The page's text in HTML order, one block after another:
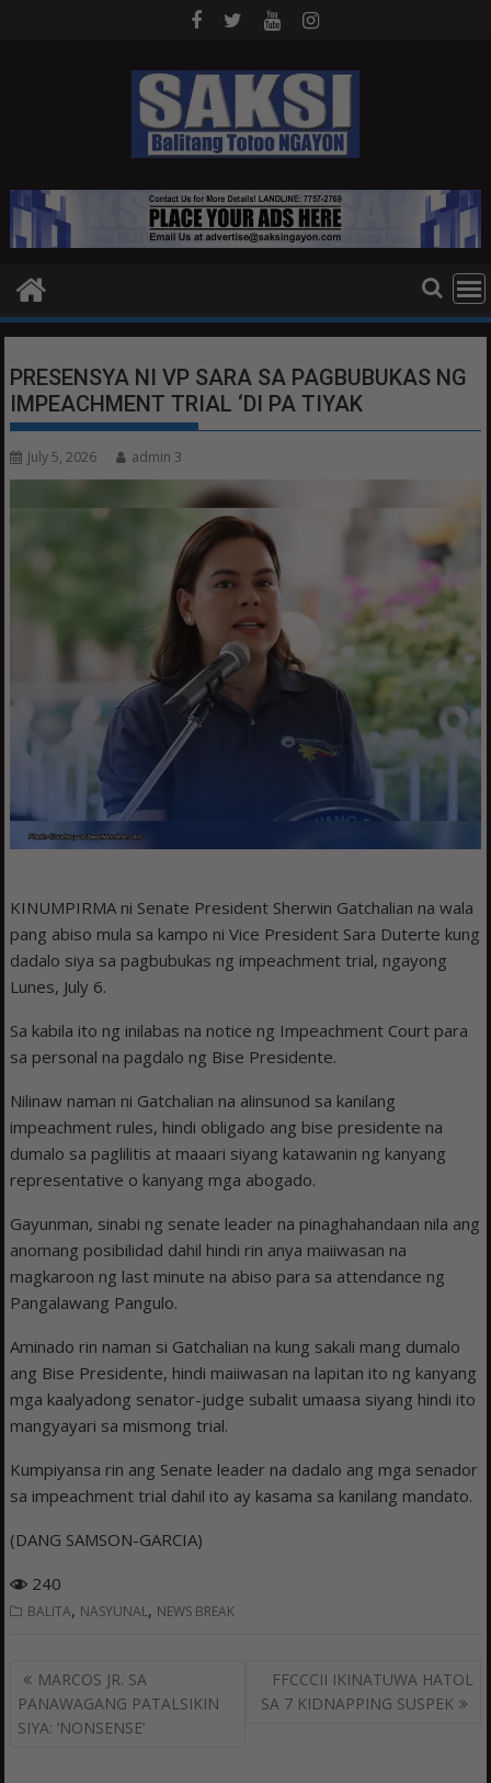
PRESENSYA NI VP SARA SA PAGBUBUKAS NG
IMPEACHMENT TRIAL ‘DI PA TIYAK
July 5, 2026 admin 3
KINUMPIRMA ni Senate President Sherwin Gatchalian na wala
pang abiso mula sa kampo ni Vice President Sara Duterte kung
dadalo siya sa pagbubukas ng impeachment trial, ngayong
Lunes, July 6.
Sa kabila ito ng inilabas na notice ng Impeachment Court para
sa personal na pagdalo ng Bise Presidente.
Nilinaw naman ni Gatchalian na alinsunod sa kanilang
impeachment rules, hindi obligado ang bise presidente na
dumalo sa paglilitis at maaari siyang katawanin ng kanyang
representative o kanyang mga abogado.
Gayunman, sinabi ng senate leader na pinaghahandaan nila ang
anomang posibilidad dahil hindi rin anya maiiwasan na
magkaroon ng last minute na abiso para sa attendance ng
Pangalawang Pangulo.
Aminado rin naman si Gatchalian na kung sakali mang dumalo
ang Bise Presidente, hindi maiiwasan na lapitan ito ng kanyang
mga kaalyadong senator-judge subalit umaasa siyang hindi ito
mangyayari sa mismong trial.
Kumpiyansa rin ang Senate leader na dadalo ang mga senador
sa impeachment trial dahil ito ay kasama sa kanilang mandato.
(DANG SAMSON-GARCIA)
240
BALITA, NASYUNAL, NEWS BREAK
Post
navigation
MARCOS JR. SA
PANAWAGANG PATALSIKIN
SIYA: ‘NONSENSE’
FFCCCII IKINATUWA HATOL
SA 7 KIDNAPPING SUSPEK